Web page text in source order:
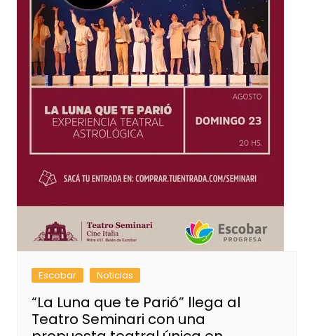
Escobar Noticias
“La Luna que te Parió” llega al
Teatro Seminari con una